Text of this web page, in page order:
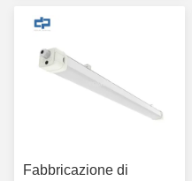
parcheggio led batten
luci di tunnel
apparecchio di
illuminazione
Fabbricazione di